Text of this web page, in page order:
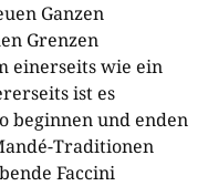
Ganzen
Grenzen
einerseits wie ein
ist es
beginnen und enden
Traditionen
Faccini